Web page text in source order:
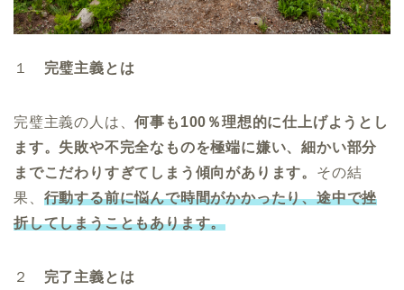
１ 完璧主義とは
完璧主義の人は、何事も100％理想的に仕上げようとし
ます。失敗や不完全なものを極端に嫌い、細かい部分
までこだわりすぎてしまう傾向があります。 その結
果、 行動する前に悩んで時間がかかったり、途中で挫
折してしまうこともあります。
２ 完了主義とは